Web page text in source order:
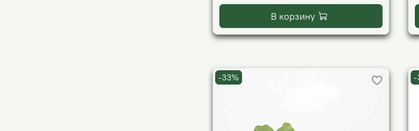
В корзину
-33% -